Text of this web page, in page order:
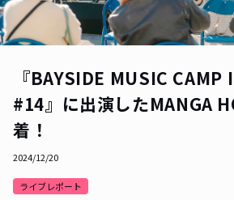
『BAYSIDE MUSIC CAMP
#14』に出演したMANGA
着！
2024/12/20
ライブレポート